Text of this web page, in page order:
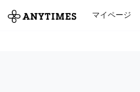
マイページ
全て 修理・組立